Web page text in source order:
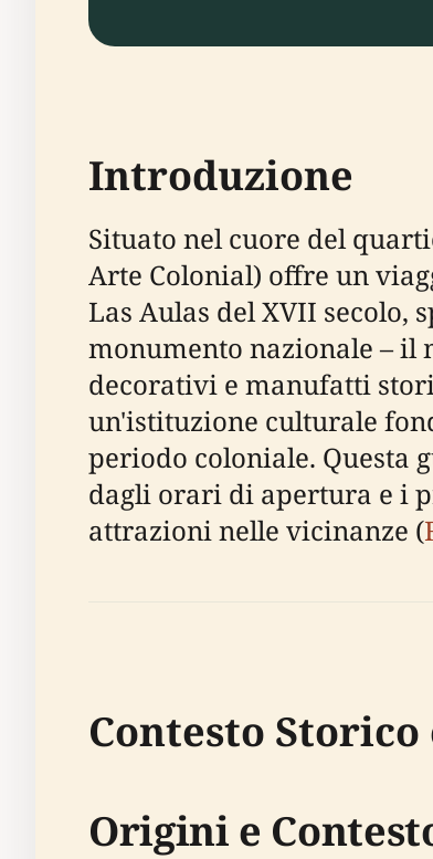
Introduzione
Situato nel cuore del
Arte Colonial) offre un
Las Aulas del XVII secolo,
monumento nazionale – il
decorativi e manufatti
un'istituzione culturale
periodo coloniale. Questa
dagli orari di apertura e i
attrazioni nelle vicinanze (
Contesto
Origini e